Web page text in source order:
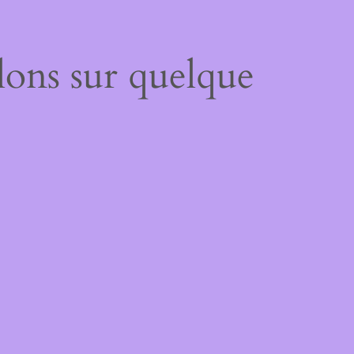
sur quelque